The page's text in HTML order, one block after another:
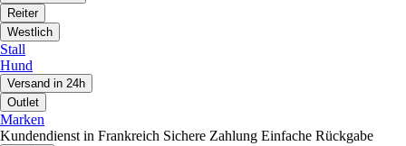
Reiter
Westlich
Stall
Hund
Versand in 24h
Outlet
Marken
Kundendienst in Frankreich Sichere Zahlung Einfache Rückgabe